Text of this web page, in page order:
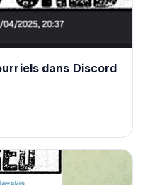
dans Discord